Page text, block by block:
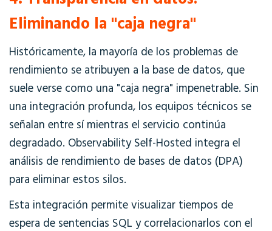
Eliminando la "caja negra"
Históricamente, la mayoría de los problemas de
rendimiento se atribuyen a la base de datos, que
suele verse como una "caja negra" impenetrable. Sin
una integración profunda, los equipos técnicos se
señalan entre sí mientras el servicio continúa
degradado. Observability Self-Hosted integra el
análisis de rendimiento de bases de datos (DPA)
para eliminar estos silos.
Esta integración permite visualizar tiempos de
espera de sentencias SQL y correlacionarlos con el